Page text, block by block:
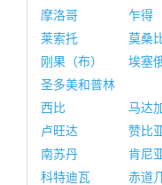
摩洛哥
乍得
莱索托
莫桑
刚果（布）
埃塞
圣多美和普林
西比
马达
卢旺达
赞比
南苏丹
肯尼
科特迪瓦
赤道